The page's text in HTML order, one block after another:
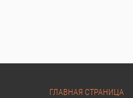
ГЛАВНАЯ СТРАНИЦА